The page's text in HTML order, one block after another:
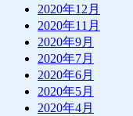
2020年12月
2020年11月
2020年9月
2020年7月
2020年6月
2020年5月
2020年4月